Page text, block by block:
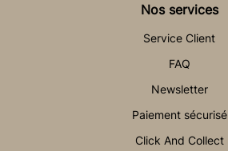
Nos services
Service Client
FAQ
Newsletter
Paiement sécurisé
Click And Collect